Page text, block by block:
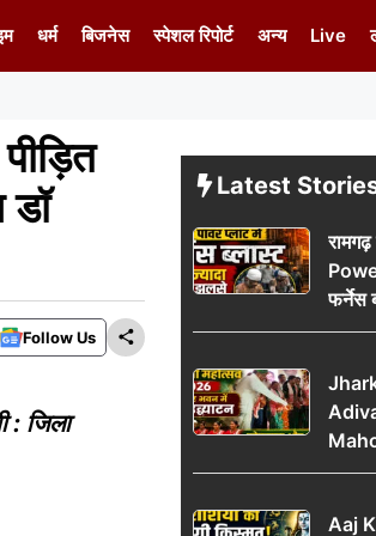
धर्म बिजनेस स्पेशल रिपोर्ट अन्य Live
डॉ
Follow Us
: जिला
Latest
फर्नेस
का
Aaj